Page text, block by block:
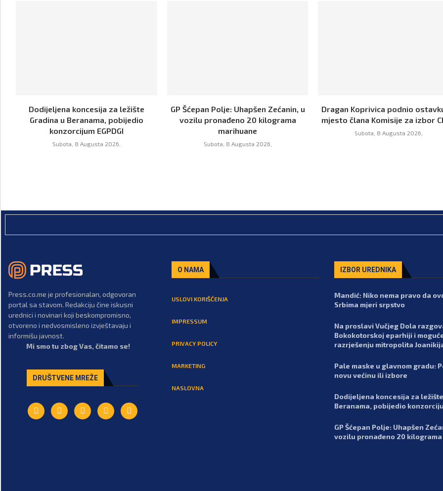
Dodijeljena koncesija za ležište
Gradina u Beranama, pobijedio
konzorcijum EGPDGI
Subota, 8 Augusta 2026,
GP Šćepan Polje: Uhapšen Zećanin, u
vozilu pronađeno 20 kilograma
marihuane
Subota, 8 Augusta 2026,
Dragan Koprivica podnio
mjesto člana Komisije za izbor
Subota, 8 Augusta 2026,
Press.co.me je profesionalan, odgovoran
portal sa stavom. Redakciju čine iskusni
urednici i novinari koji beskompromisno,
otvoreno i nedvosmisleno izvještavaju i
informišu javnost.
Mi smo tu zbog Vas, čitamo se!
DRUŠTVENE MREŽE
O NAMA
USLOVI KORIŠĆENJA
IMPRESSUM
PRIVACY POLICY
MARKETING
NASLOVNA
IZBOR UREDNIKA
Mandić: Niko nema pravo da
Srbima mjeri srpstvo
Na proslavi Vučjeg Dola
Bokokotorskoj eparhiji i
razrješenju mitropolita
Pale maske u glavnom gradu:
novu većinu ili izbore
Dodijeljena koncesija za
Beranama, pobijedio
GP Šćepan Polje: Uhapšen
vozilu pronađeno 20